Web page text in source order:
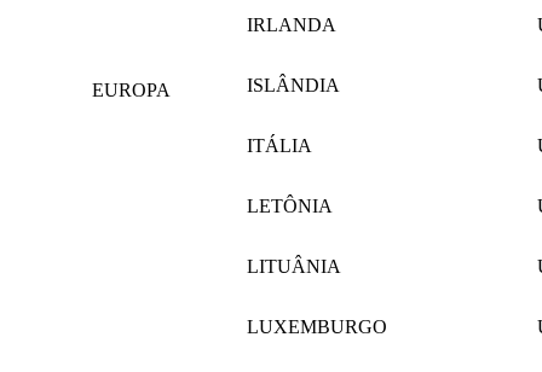
EUROPA
IRLANDA
ISLÂNDIA
ITÁLIA
LETÔNIA
LITUÂNIA
LUXEMBURGO